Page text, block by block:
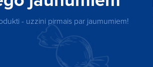
- uzzini pirmais par jaumumiem!